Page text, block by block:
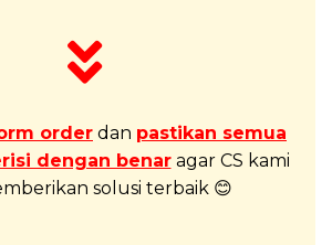
order dan pastikan semua
dengan benaragar CS kami
solusi terbaik 😊